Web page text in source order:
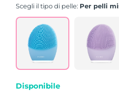
rating
Read
Reviews.
Same
page
link.
Scegli il tipo di pelle: Per pelli
Disponibile